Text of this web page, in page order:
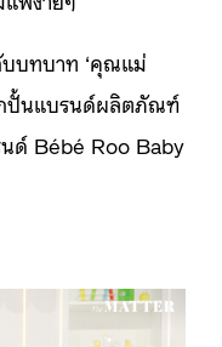
บบทบาท ‘คุณแม่
ปั้นแบรนด์ผลิตภัณฑ์
ด์ Bébé Roo Baby